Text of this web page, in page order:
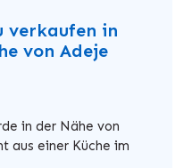
verkaufen in
von Adeje
in der Nähe von
aus einer Küche im